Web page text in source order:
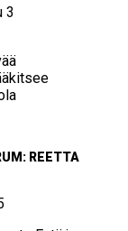
3
REET­TA